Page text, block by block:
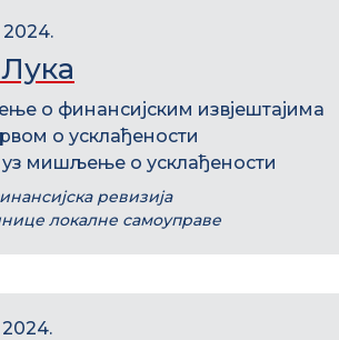
2024.
о финансијским извјештајима
о усклађености
мишљење о усклађености
ревизија
локалне самоуправе
2024.